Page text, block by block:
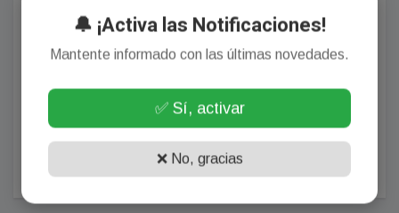
POSTEAR COMENTARIO
🔔 ¡Activa las Notificaciones!
Mantente informado con las últimas novedades.
✅ Sí, activar
❌ No, gracias